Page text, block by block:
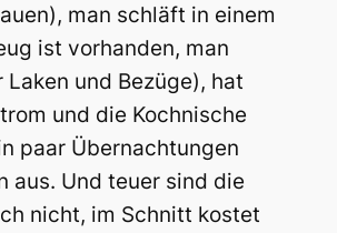
man schläft in einem
ist vorhanden, man
Laken und Bezüge), hat
und die Kochnische
paar Übernachtungen
aus. Und teuer sind die
nicht, im Schnitt kostet